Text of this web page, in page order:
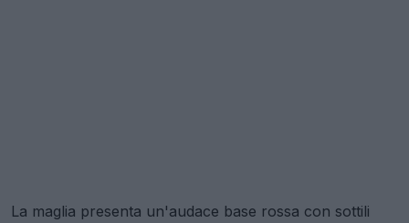
La maglia presenta un'audace base rossa con sottili